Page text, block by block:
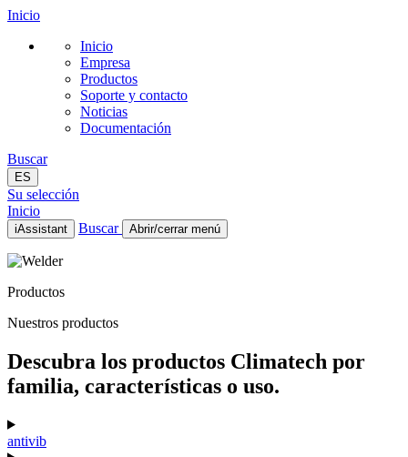
Inicio
Inicio
Empresa
Productos
Soporte y contacto
Noticias
Documentación
Buscar
ES
Su selección
Inicio
iAssistant Buscar Abrir/cerrar menú
Inicio
Productos
Noticias
ES
Productos
Nuestros productos
Descubra los productos Climatech por
familia, características o uso.
antivib